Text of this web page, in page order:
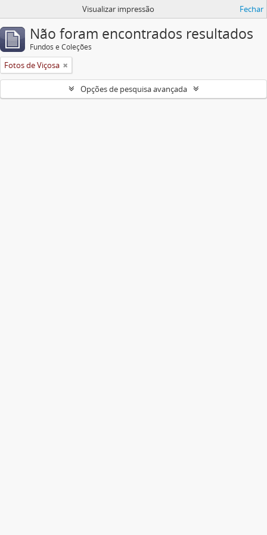
Visualizar impressão Fechar
Não foram encontrados resultados
Fundos e Coleções
Fotos de Viçosa
Opções de pesquisa avançada